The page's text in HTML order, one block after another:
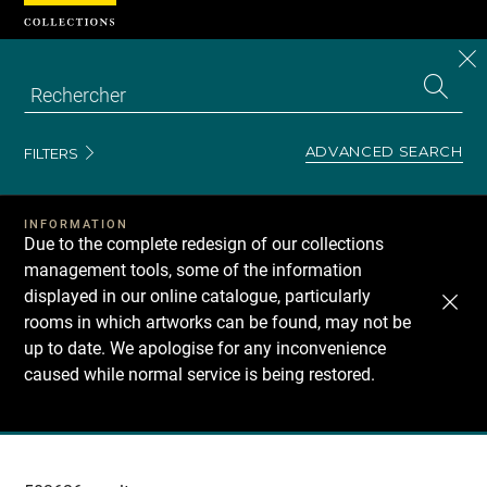
FILTERS ADVANCED SEARCH
INFORMATION
Due to the complete redesign of our collections
management tools, some of the information
displayed in our online catalogue, particularly
rooms in which artworks can be found, may not be
up to date. We apologise for any inconvenience
caused while normal service is being restored.
Recherche
Cookies management panel